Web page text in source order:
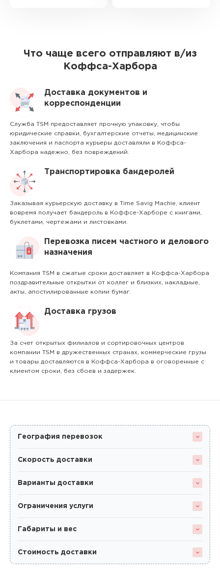
Что чаще всего отправляют в/из
Коффса-Харбора
Доставка документов и
корреспонденции
Служба TSM предоставляет прочную упаковку, чтобы
юридические справки, бухгалтерские отчеты, медицинские
заключения и паспорта курьеры доставляли в Коффса-
Харбора надежно, без повреждений.
Транспортировка бандеролей
Заказывая курьерскую доставку в Time Savig Machie, клиент
вовремя получает бандероль в Коффсе-Харборе с книгами,
буклетами, чертежами и листовками.
Перевозка писем частного и делового
назначения
Компания TSM в сжатые сроки доставляет в Коффса-Харбора
поздравительные открытки от коллег и близких, накладные,
акты, апостилированные копии бумаг.
Доставка грузов
За счет открытых филиалов и сортировочных центров
компании TSM в дружественных странах, коммерческие грузы
и товары доставляются в Коффса-Харбора в оговоренные с
клиентом сроки, без сбоев и задержек.
География перевозок
Скорость доставки
Варианты доставки
Ограничения услуги
Габариты и вес
Стоимость доставки